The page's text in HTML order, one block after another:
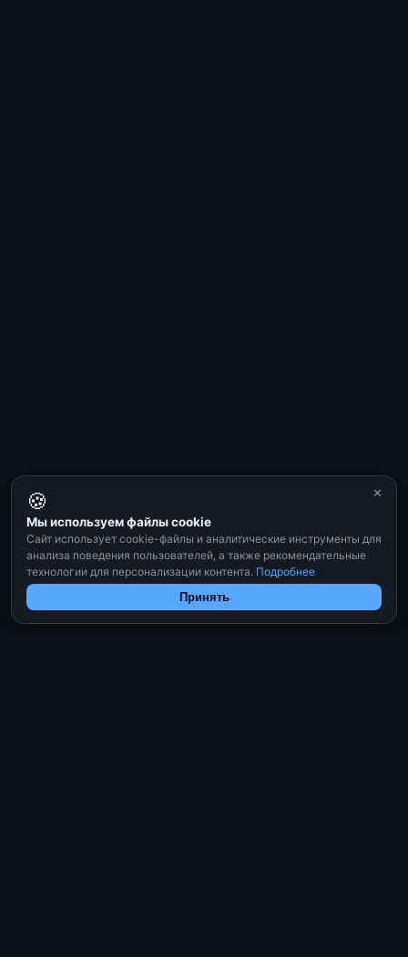
✕
🍪
Мы используем файлы cookie
Сайт использует cookie-файлы и аналитические инструменты для
анализа поведения пользователей, а также рекомендательные
технологии для персонализации контента. Подробнее
Принять